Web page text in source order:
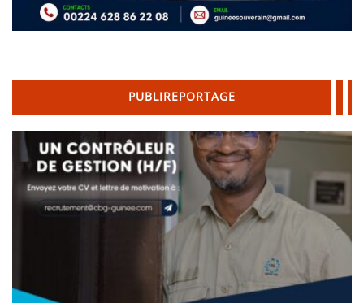
PUBLIREPORTAGE